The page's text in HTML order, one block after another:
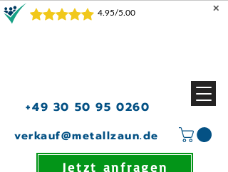
✕
+49 30 50 95 0260
verkauf@metallzaun.de
Jetzt anfragen